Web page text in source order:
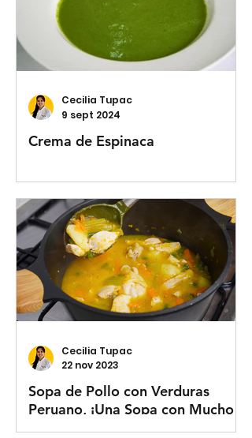
Crema de Espinaca
Cecilia Tupac
9 sept 2024
Sopa de Pollo con Verduras
Peruano, ¡Una Sopa con Mucho
Sabor!
Cecilia Tupac
22 nov 2023